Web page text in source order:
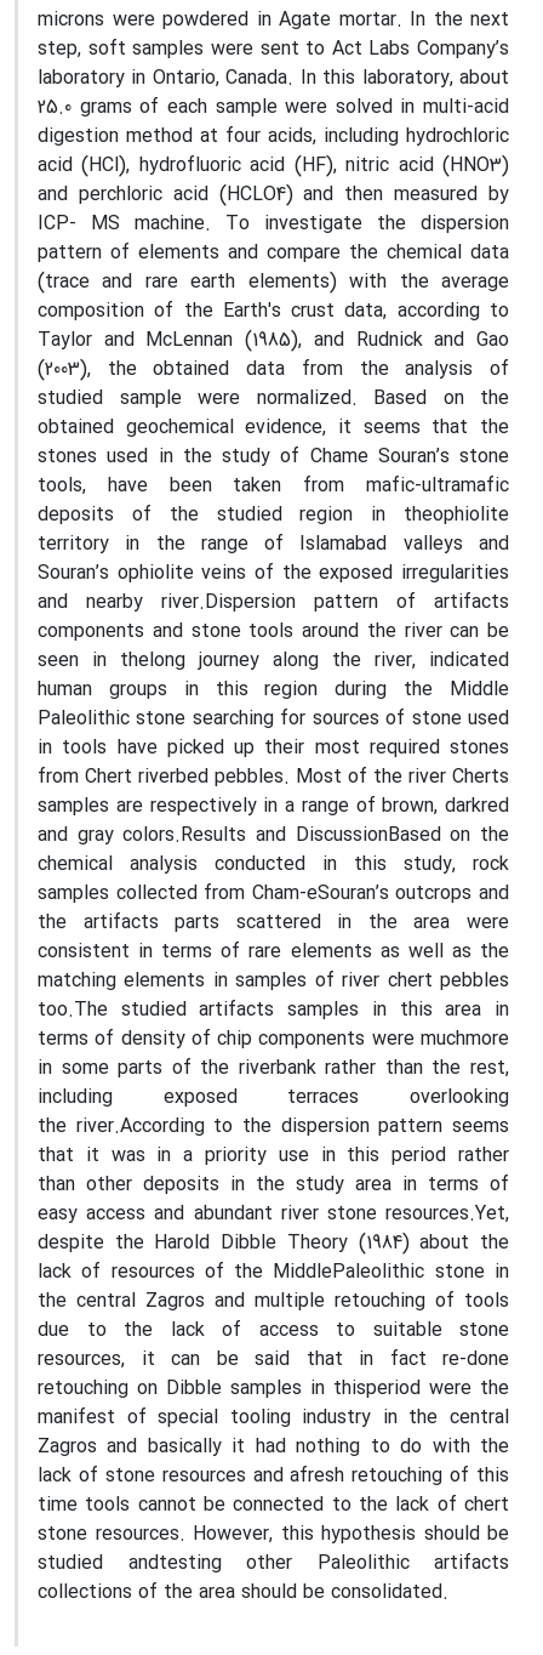
microns were powdered in Agate mortar. In the next
step, soft samples were sent to Act Labs Company’s
laboratory in Ontario, Canada. In this laboratory, about
25.0 grams of each sample were solved in multi-acid
digestion method at four acids, including hydrochloric
acid (HCl), hydrofluoric acid (HF), nitric acid (HNO3)
and perchloric acid (HCLO4) and then measured by
ICP- MS machine. To investigate the dispersion
pattern of elements and compare the chemical data
(trace and rare earth elements) with the average
composition of the Earth's crust data, according to
Taylor and McLennan (1985), and Rudnick and Gao
(2003), the obtained data from the analysis of
studied sample were normalized. Based on the
obtained geochemical evidence, it seems that the
stones used in the study of Chame Souran’s stone
tools, have been taken from mafic-ultramafic
deposits of the studied region in theophiolite
territory in the range of Islamabad valleys and
Souran’s ophiolite veins of the exposed irregularities
and nearby river.Dispersion pattern of artifacts
components and stone tools around the river can be
seen in thelong journey along the river, indicated
human groups in this region during the Middle
Paleolithic stone searching for sources of stone used
in tools have picked up their most required stones
from Chert riverbed pebbles. Most of the river Cherts
samples are respectively in a range of brown, darkred
and gray colors.Results and DiscussionBased on the
chemical analysis conducted in this study, rock
samples collected from Cham-eSouran’s outcrops and
the artifacts parts scattered in the area were
consistent in terms of rare elements as well as the
matching elements in samples of river chert pebbles
too.The studied artifacts samples in this area in
terms of density of chip components were muchmore
in some parts of the riverbank rather than the rest,
including exposed terraces overlooking
the river.According to the dispersion pattern seems
that it was in a priority use in this period rather
than other deposits in the study area in terms of
easy access and abundant river stone resources.Yet,
despite the Harold Dibble Theory (1984) about the
lack of resources of the MiddlePaleolithic stone in
the central Zagros and multiple retouching of tools
due to the lack of access to suitable stone
resources, it can be said that in fact re-done
retouching on Dibble samples in thisperiod were the
manifest of special tooling industry in the central
Zagros and basically it had nothing to do with the
lack of stone resources and afresh retouching of this
time tools cannot be connected to the lack of chert
stone resources. However, this hypothesis should be
studied andtesting other Paleolithic artifacts
collections of the area should be consolidated.